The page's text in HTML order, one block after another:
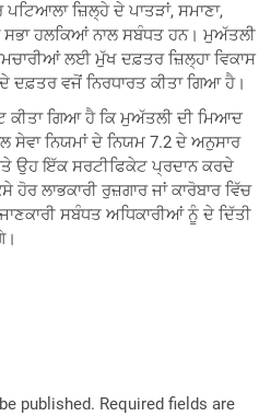
ਜ਼ਿਲ੍ਹੇ ਦੇ ਪਾਤੜਾਂ, ਸਮਾਣਾ,
ਸਭਾ ਹਲਕਿਆਂ ਨਾਲ ਸਬੰਧਤ ਹਨ। ਮੁਅੱਤਲੀ
ਲਈ ਮੁੱਖ ਦਫ਼ਤਰ ਜ਼ਿਲ੍ਹਾ ਵਿਕਾਸ
ਵਜੋਂ ਨਿਰਧਾਰਤ ਕੀਤਾ ਗਿਆ ਹੈ।
ਕੀਤਾ ਗਿਆ ਹੈ ਕਿ ਮੁਅੱਤਲੀ ਦੀ ਮਿਆਦ
ਸੇਵਾ ਨਿਯਮਾਂ ਦੇ ਨਿਯਮ 7.2 ਦੇ ਅਨੁਸਾਰ
ਉਹ ਇੱਕ ਸਰਟੀਫਿਕੇਟ ਪ੍ਰਦਾਨ ਕਰਦੇ
ਲਾਭਕਾਰੀ ਰੁਜ਼ਗਾਰ ਜਾਂ ਕਾਰੋਬਾਰ ਵਿੱਚ
ਸਬੰਧਤ ਅਧਿਕਾਰੀਆਂ ਨੂੰ ਦੇ ਦਿੱਤੀ
published. Required fields are